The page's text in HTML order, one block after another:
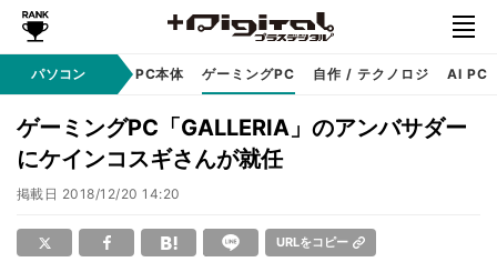
パソコンアップル PC本体 ゲーミングPC 自作 / テクノロジ AI PC
ゲーミングPC「GALLERIA」のアンバサダー
にケインコスギさんが就任
掲載日 2018/12/20 14:20
URLをコピー